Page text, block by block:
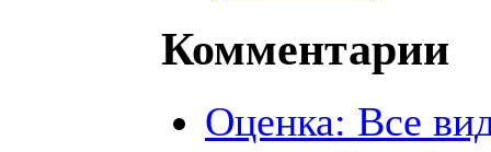
Комментарии
Оценка: Все